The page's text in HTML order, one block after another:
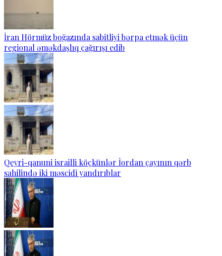
İran Hörmüz boğazında sabitliyi bərpa etmək üçün
regional əməkdaşlıq çağırışı edib
Qeyri-qanuni israilli köçkünlər İordan çayının qərb
sahilində iki məscidi yandırıblar